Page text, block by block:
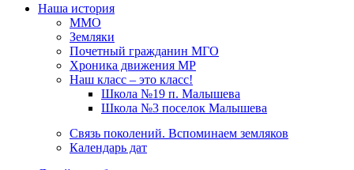
Наша история
ММО
Земляки
Почетный гражданин МГО
Хроника движения МР
Наш класс – это класс!
Школа №19 п. Малышева
Школа №3 поселок Малышева
Связь поколений. Вспоминаем земляков
Календарь дат